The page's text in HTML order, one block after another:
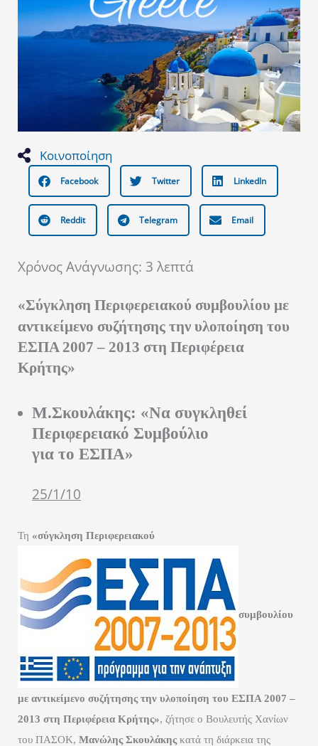
Κοινοποίηση
Facebook Twitter LinkedIn
Reddit Telegram Email
Χρόνος Ανάγνωσης: 3 λεπτά
«Σύγκληση Περιφερειακού συμβουλίου με
αντικείμενο συζήτησης την υλοποίηση του
ΕΣΠΑ 2007 – 2013 στη Περιφέρεια
Κρήτης»
Μ.Σκουλάκης: «Να συγκληθεί
Περιφερειακό Συμβούλιο
για το ΕΣΠΑ»
25/1/10
Τη «σύγκληση Περιφερειακού
συμβουλίου
με αντικείμενο συζήτησης την υλοποίηση του ΕΣΠΑ 2007 –
2013 στη Περιφέρεια Κρήτης», ζήτησε ο Βουλευτής Χανίων
του ΠΑΣΟΚ, Μανώλης Σκουλάκης κατά τη διάρκεια της